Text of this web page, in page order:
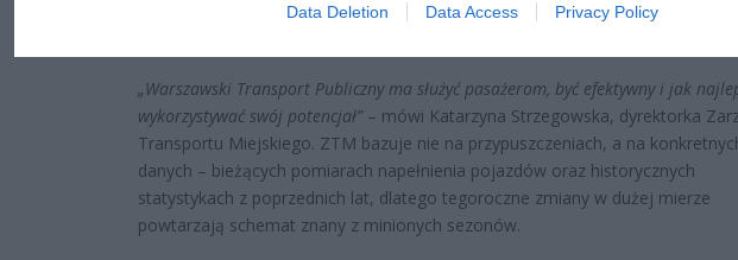
Data Deletion Data Access Privacy Policy
„Warszawski Transport Publiczny ma służyć pasażerom, być efektywny i jak
wykorzystywać swój potencjał”– mówi Katarzyna Strzegowska, dyrektorka
Transportu Miejskiego. ZTM bazuje nie na przypuszczeniach, a na
danych – bieżących pomiarach napełnienia pojazdów oraz historycznych
statystykach z poprzednich lat, dlatego tegoroczne zmiany w dużej mierze
powtarzają schemat znany z minionych sezonów.